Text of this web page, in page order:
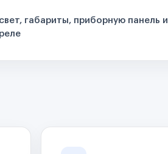
габариты, приборную панель и